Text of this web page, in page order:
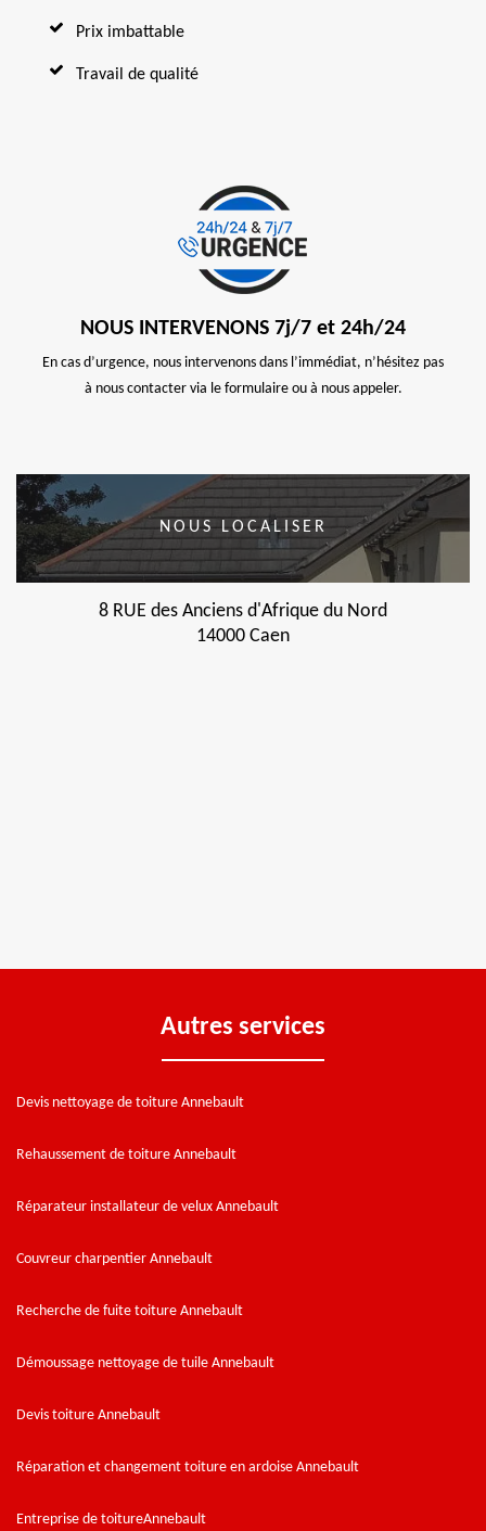
Prix imbattable
Travail de qualité
NOUS INTERVENONS 7j/7 et 24h/24
En cas d’urgence, nous intervenons dans l’immédiat, n’hésitez pas
à nous contacter via le formulaire ou à nous appeler.
NOUS LOCALISER
8 RUE des Anciens d'Afrique du Nord
14000 Caen
Autres services
Devis nettoyage de toiture Annebault
Rehaussement de toiture Annebault
Réparateur installateur de velux Annebault
Couvreur charpentier Annebault
Recherche de fuite toiture Annebault
Démoussage nettoyage de tuile Annebault
Devis toiture Annebault
Réparation et changement toiture en ardoise Annebault
Entreprise de toitureAnnebault